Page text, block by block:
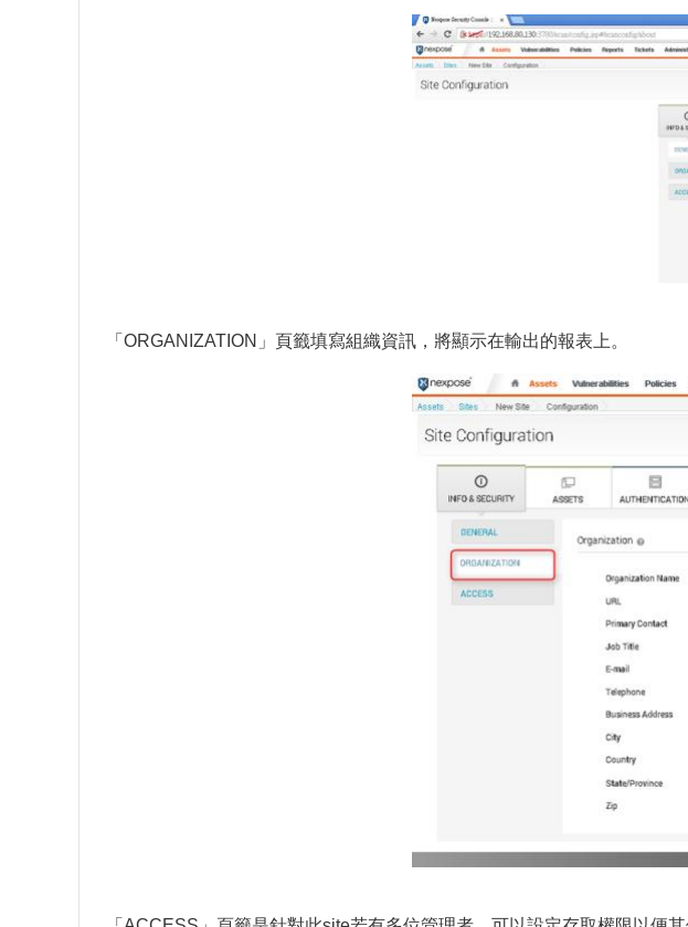
「ORGANIZATION」頁籤填寫組織資訊，將顯示在輸出的報表上。